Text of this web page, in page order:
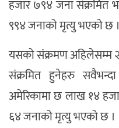
हजार ७९४ जना
९९४ जनाको मृत्यु भएको छ ।
यसको संक्रमण अहिलेसम्म
संक्रमित हुनेहरु
अमेरिकामा छ लाख १४
६४ जनाको मृत्यु भएको छ ।